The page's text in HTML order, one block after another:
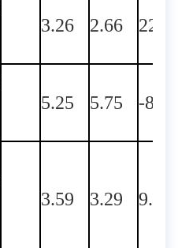
3.26 2.66
5.25 5.75 -
3.59 3.29 9.12